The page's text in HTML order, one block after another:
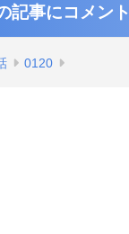
記事にコメン
0120